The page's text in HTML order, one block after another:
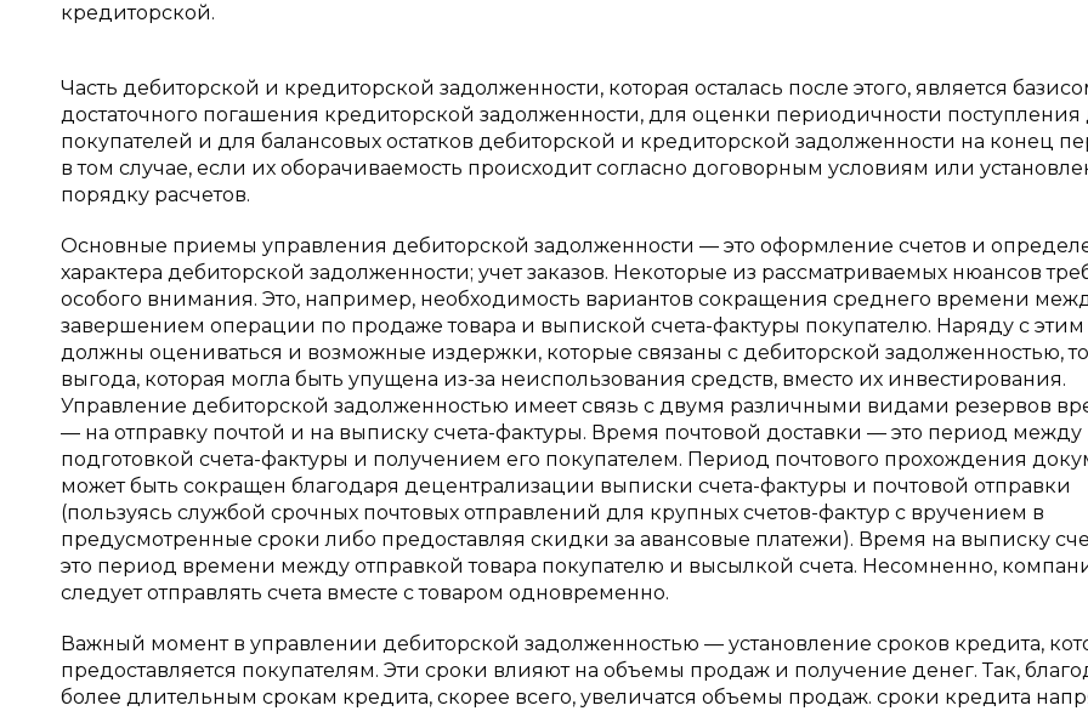
кредиторской.
Часть дебиторской и кредиторской задолженности, которая осталась после этого, является
достаточного погашения кредиторской задолженности, для оценки периодичности поступления
покупателей и для балансовых остатков дебиторской и кредиторской задолженности на конец
в том случае, если их оборачиваемость происходит согласно договорным условиям или
порядку расчетов.
Основные приемы управления дебиторской задолженности — это оформление счетов и
характера дебиторской задолженности; учет заказов. Некоторые из рассматриваемых нюансов
особого внимания. Это, например, необходимость вариантов сокращения среднего времени
завершением операции по продаже товара и выпиской счета-фактуры покупателю. Наряду с этим
должны оцениваться и возможные издержки, которые связаны с дебиторской задолженностью,
выгода, которая могла быть упущена из-за неиспользования средств, вместо их инвестирования.
Управление дебиторской задолженностью имеет связь с двумя различными видами резервов
— на отправку почтой и на выписку счета-фактуры. Время почтовой доставки — это период между
подготовкой счета-фактуры и получением его покупателем. Период почтового прохождения
может быть сокращен благодаря децентрализации выписки счета-фактуры и почтовой отправки
(пользуясь службой срочных почтовых отправлений для крупных счетов-фактур с вручением в
предусмотренные сроки либо предоставляя скидки за авансовые платежи). Время на выписку
это период времени между отправкой товара покупателю и высылкой счета. Несомненно,
следует отправлять счета вместе с товаром одновременно.
Важный момент в управлении дебиторской задолженностью — установление сроков кредита,
предоставляется покупателям. Эти сроки влияют на объемы продаж и получение денег. Так,
более длительным срокам кредита, скорее всего, увеличатся объемы продаж. сроки кредита